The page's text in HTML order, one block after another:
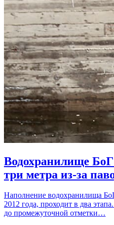
Водохранилище
три метра из-за
Наполнение водохранилища
2012 года, проходит в два
до промежуточной отметки…